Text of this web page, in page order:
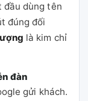
đầu dùng tên
đúng đối
là kim chỉ
đàn
gửi khách.